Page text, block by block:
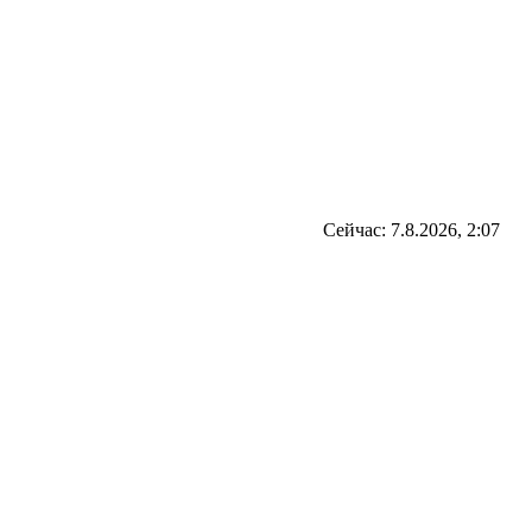
Сейчас: 7.8.2026, 2:07